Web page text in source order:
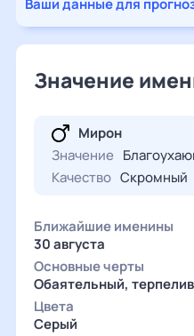
Ваши данные для
Значение
Мирон
Значение
Качество Скромный
Ближайшие именины
30 августа
Основные черты
Обаятельный,
Цвета
Серый